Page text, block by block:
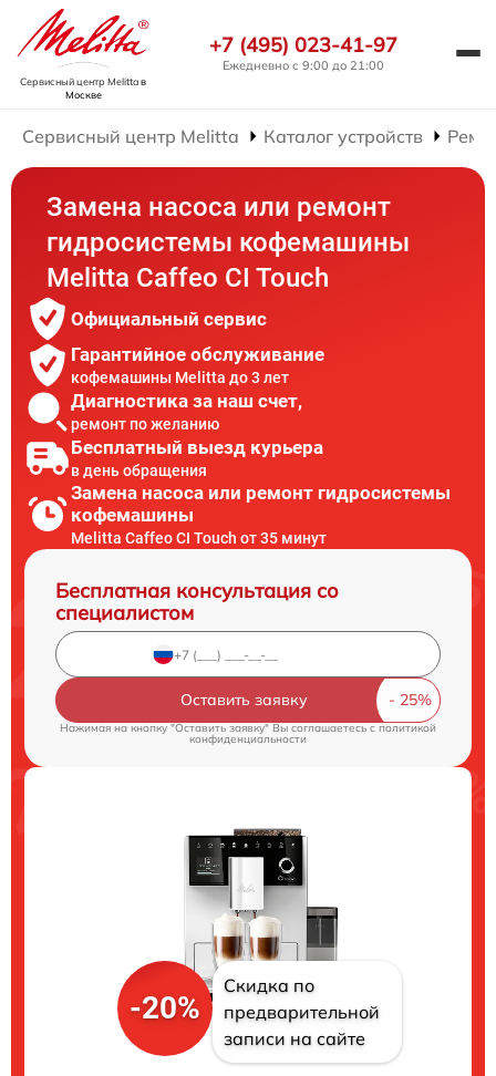
Сервисный центр Melittaв
Москве
+7 (495) 023-41-97
Ежедневно с 9:00 до 21:00
Сервисный центр Melitta Каталог устройств
Замена насоса или ремонт
гидросистемы кофемашины
Melitta Caffeo CI Touch
Официальный сервис
Гарантийное обслуживание
кофемашины Melitta до 3 лет
Диагностика за наш счет,
ремонт по желанию
Бесплатный выезд курьера
в день обращения
Замена насоса или ремонт гидросистемы
кофемашины
Melitta Caffeo CI Touch от 35 минут
Бесплатная консультация со
специалистом
Оставить заявку
Нажимая на кнопку "Оставить заявку" Вы соглашаетесь cполитикой
конфиденциальности
-20%
Скидка по
предварительной
записи на сайте